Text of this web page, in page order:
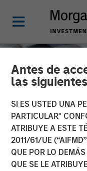
Antes de
las
SI ES USTED UNA
PARTICULAR"
ATRIBUYE A ESTE
2011/61/UE
QUE POR LO
QUE SE LE